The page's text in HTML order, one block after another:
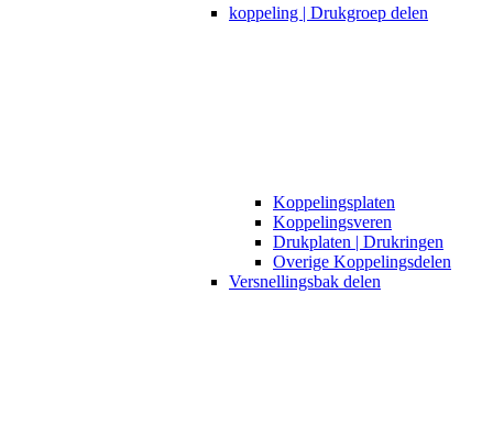
koppeling | Drukgroep delen
Koppelingsplaten
Koppelingsveren
Drukplaten | Drukringen
Overige Koppelingsdelen
Versnellingsbak delen